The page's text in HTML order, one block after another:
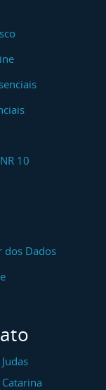
10
dos Dados